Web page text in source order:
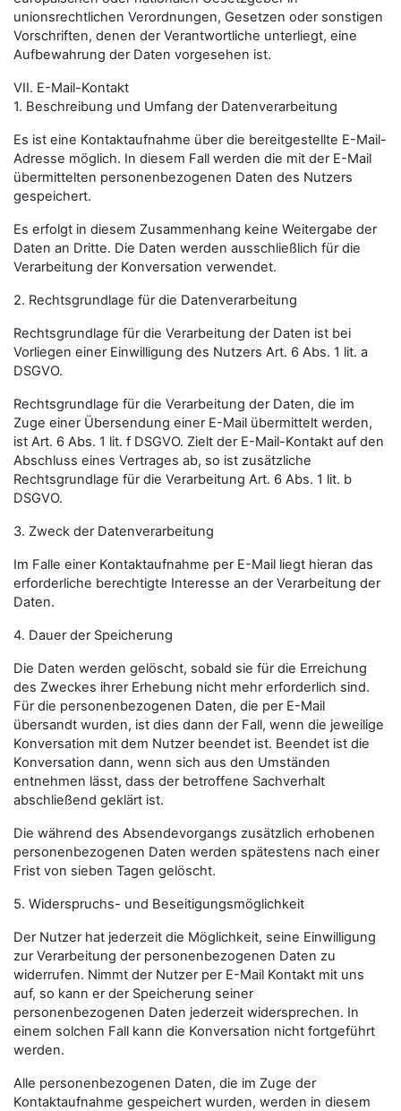
unionsrechtlichen Verordnungen, Gesetzen oder sonstigen
Vorschriften, denen der Verantwortliche unterliegt, eine
Aufbewahrung der Daten vorgesehen ist.
VII. E-Mail-Kontakt
1. Beschreibung und Umfang der Datenverarbeitung
Es ist eine Kontaktaufnahme über die bereitgestellte E-Mail-
Adresse möglich. In diesem Fall werden die mit der E-Mail
übermittelten personenbezogenen Daten des Nutzers
gespeichert.
Es erfolgt in diesem Zusammenhang keine Weitergabe der
Daten an Dritte. Die Daten werden ausschließlich für die
Verarbeitung der Konversation verwendet.
2. Rechtsgrundlage für die Datenverarbeitung
Rechtsgrundlage für die Verarbeitung der Daten ist bei
Vorliegen einer Einwilligung des Nutzers Art. 6 Abs. 1 lit. a
DSGVO.
Rechtsgrundlage für die Verarbeitung der Daten, die im
Zuge einer Übersendung einer E-Mail übermittelt werden,
ist Art. 6 Abs. 1 lit. f DSGVO. Zielt der E-Mail-Kontakt auf den
Abschluss eines Vertrages ab, so ist zusätzliche
Rechtsgrundlage für die Verarbeitung Art. 6 Abs. 1 lit. b
DSGVO.
3. Zweck der Datenverarbeitung
Im Falle einer Kontaktaufnahme per E-Mail liegt hieran das
erforderliche berechtigte Interesse an der Verarbeitung der
Daten.
4. Dauer der Speicherung
Die Daten werden gelöscht, sobald sie für die Erreichung
des Zweckes ihrer Erhebung nicht mehr erforderlich sind.
Für die personenbezogenen Daten, die per E-Mail
übersandt wurden, ist dies dann der Fall, wenn die jeweilige
Konversation mit dem Nutzer beendet ist. Beendet ist die
Konversation dann, wenn sich aus den Umständen
entnehmen lässt, dass der betroffene Sachverhalt
abschließend geklärt ist.
Die während des Absendevorgangs zusätzlich erhobenen
personenbezogenen Daten werden spätestens nach einer
Frist von sieben Tagen gelöscht.
5. Widerspruchs- und Beseitigungsmöglichkeit
Der Nutzer hat jederzeit die Möglichkeit, seine Einwilligung
zur Verarbeitung der personenbezogenen Daten zu
widerrufen. Nimmt der Nutzer per E-Mail Kontakt mit uns
auf, so kann er der Speicherung seiner
personenbezogenen Daten jederzeit widersprechen. In
einem solchen Fall kann die Konversation nicht fortgeführt
werden.
Alle personenbezogenen Daten, die im Zuge der
Kontaktaufnahme gespeichert wurden, werden in diesem